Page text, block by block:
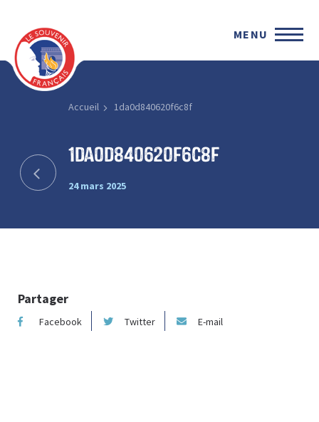
MENU
Accueil 1da0d840620f6c8f
1da0d840620f6c8f
24 mars 2025
Partager
Facebook Twitter E-mail